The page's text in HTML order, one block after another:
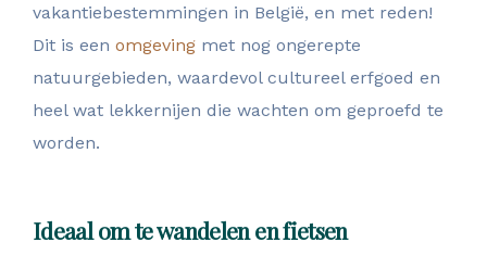
vakantiebestemmingen in België, en met reden!
Dit is een omgeving met nog ongerepte
natuurgebieden, waardevol cultureel erfgoed en
heel wat lekkernijen die wachten om geproefd te
worden.
Ideaal om te wandelen en fietsen